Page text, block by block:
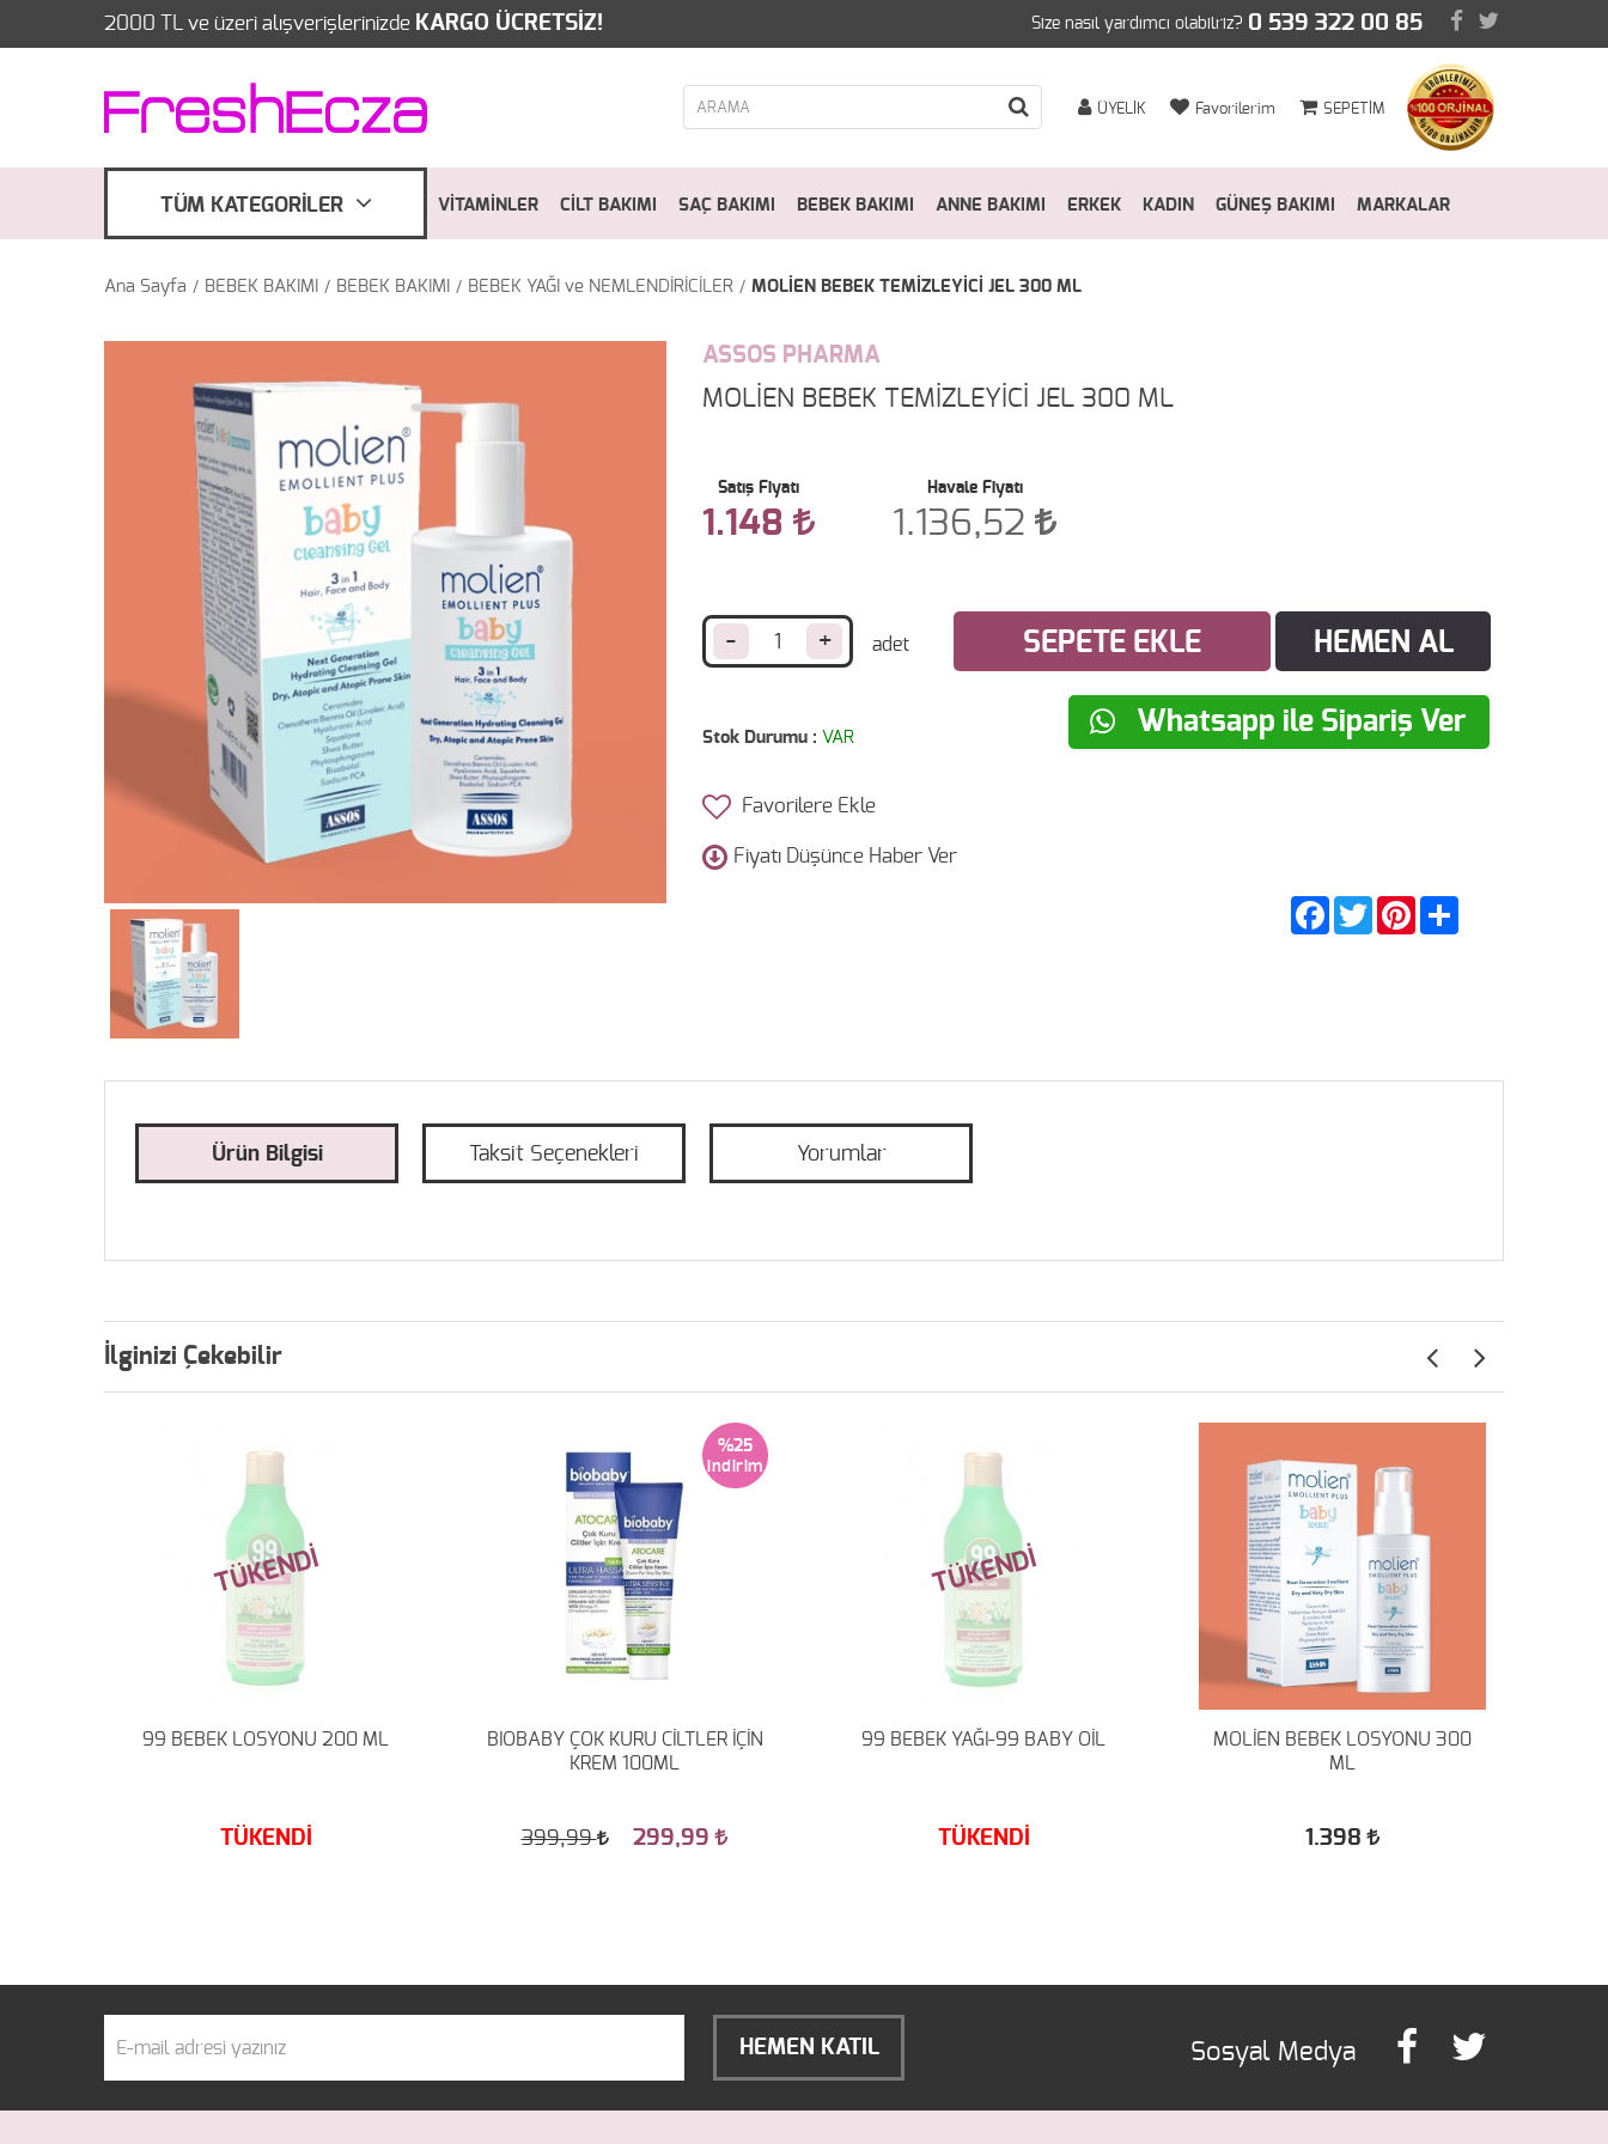
2000 TL ve üzeri alışverişlerinizde KARGO ÜCRETSİZ! Size nasıl yardımcı olabilriz? 0 539 322 00 85
SEPETİM
Favorilerim
ÜYELİK
TÜM KATEGORİLER VİTAMİNLER CİLT BAKIMI SAÇ BAKIMI BEBEK BAKIMI ANNE BAKIMI ERKEK KADIN GÜNEŞ BAKIMI MARKALAR
Ana Sayfa BEBEK BAKIMI BEBEK BAKIMI BEBEK YAĞI ve NEMLENDİRİCİLER MOLİEN BEBEK TEMİZLEYİCİ JEL 300 ML
ASSOS PHARMA
MOLİEN BEBEK TEMİZLEYİCİ JEL 300 ML
Satış Fiyatı
1.148
Havale Fiyatı
1.136,52
- + SEPETE EKLE HEMEN AL
Whatsapp ile Sipariş Ver
Stok Durumu : VAR
Favorilere Ekle
Fiyatı Düşünce Haber Ver
FacebookTwitter Pinterest
Ürün Bilgisi Taksit Seçenekleri Yorumlar
İlginizi Çekebilir
TÜKENDİ
99 BEBEK LOSYONU 200 ML
TÜKENDİ
BIOBABY ÇOK KURU CİLTLER İÇİN
KREM 100ML
%25
399,99 299,99
TÜKENDİ
99 BEBEK YAĞI-99 BABY OİL
TÜKENDİ
MOLİEN BEBEK LOSYONU 300
ML
1.398
HEMEN KATIL